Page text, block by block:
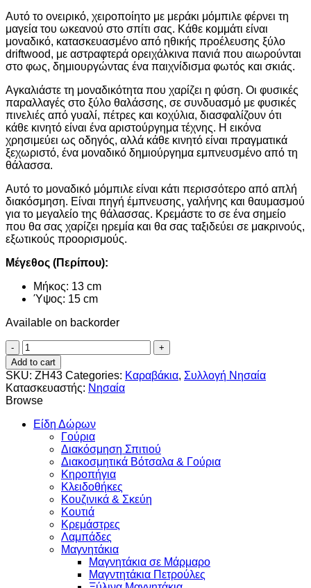
Αυτό το ονειρικό, χειροποίητο με μεράκι μόμπιλε φέρνει τη
μαγεία του ωκεανού στο σπίτι σας. Κάθε κομμάτι είναι
μοναδικό, κατασκευασμένο από ηθικής προέλευσης ξύλο
driftwood, με αστραφτερά ορειχάλκινα πανιά που αιωρούνται
στο φως, δημιουργώντας ένα παιχνίδισμα φωτός και σκιάς.
Αγκαλιάστε τη μοναδικότητα που χαρίζει η φύση. Οι φυσικές
παραλλαγές στο ξύλο θαλάσσης, σε συνδυασμό με φυσικές
πινελιές από γυαλί, πέτρες και κοχύλια, διασφαλίζουν ότι
κάθε κινητό είναι ένα αριστούργημα τέχνης. Η εικόνα
χρησιμεύει ως οδηγός, αλλά κάθε κινητό είναι πραγματικά
ξεχωριστό, ένα μοναδικό δημιούργημα εμπνευσμένο από τη
θάλασσα.
Αυτό το μοναδικό μόμπιλε είναι κάτι περισσότερο από απλή
διακόσμηση. Είναι πηγή έμπνευσης, γαλήνης και θαυμασμού
για το μεγαλείο της θάλασσας. Κρεμάστε το σε ένα σημείο
που θα σας χαρίζει ηρεμία και θα σας ταξιδεύει σε μακρινούς,
εξωτικούς προορισμούς.
Μέγεθος (Περίπου):
Μήκος: 13 cm
Ύψος: 15 cm
Available on backorder
Ευρύμαχος
quantity
Add to cart
SKU: ZH43 Categories: Καραβάκια, Συλλογή Νησαία
Κατασκευαστής: Νησαία
Browse
Είδη Δώρων
Γούρια
Διακόσμηση Σπιτιού
Διακοσμητικά Βότσαλα & Γούρια
Κηροπήγια
Κλειδοθήκες
Κουζινικά & Σκεύη
Κουτιά
Κρεμάστρες
Λαμπάδες
Μαγνητάκια
Μαγνητάκια σε Μάρμαρο
Μαγντητάκια Πετρούλες